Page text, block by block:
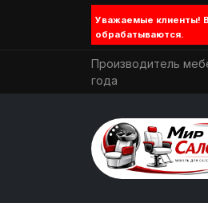
Уважаемые клиенты!
обрабатываются.
Производитель
года